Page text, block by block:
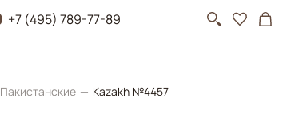
+7 (495) 789-77-89
Пакистанские Kazakh №4457